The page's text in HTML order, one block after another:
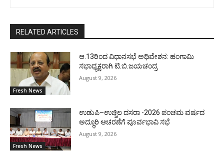
RELATED ARTICLES
Fresh News
ಆ.13ರಿಂದ ವಿಧಾನಸಭೆ ಅಧಿವೇಶನ: ಹಂಗಾಮಿ
ಸಭಾಧ್ಯಕ್ಷರಾಗಿ ಟಿ.ಬಿ.ಜಯಚಂದ್ರ
August 9, 2026
Fresh News
ಉಡುಪಿ–ಉಚ್ಚಿಲ ದಸರಾ -2026 ಪಂಚಮ ವರ್ಷದ
ಅದ್ಧೂರಿ ಆಚರಣೆಗೆ ಪೂರ್ವಭಾವಿ ಸಭೆ
August 9, 2026